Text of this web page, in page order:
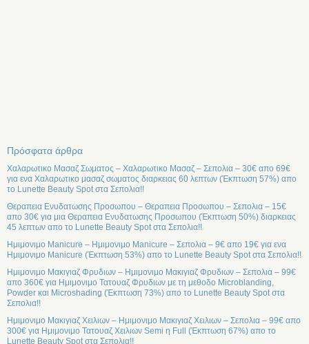
Πρόσφατα άρθρα
Χαλαρωτικο Μασαζ Σωματος – Χαλαρωτικο Μασαζ – Σεπολια – 30€ απο 69€
για ενα Χαλαρωτικο μασαζ σωματος διαρκειας 60 λεπτων (Έκπτωση 57%) απο
το Lunette Beauty Spot στα Σεπολια!!
Θεραπεια Ενυδατωσης Προσωπου – Θεραπεια Προσωπου – Σεπολια – 15€
απο 30€ για μια Θεραπεια Ενυδατωσης Προσωπου (Έκπτωση 50%) διαρκειας
45 λεπτων απο το Lunette Beauty Spot στα Σεπολια!!
Ημιμονιμο Manicure – Ημιμονιμο Manicure – Σεπολια – 9€ απο 19€ για ενα
Ημιμονιμο Manicure (Έκπτωση 53%) απο το Lunette Beauty Spot στα Σεπολια!!
Ημιμονιμο Μακιγιαζ Φρυδιων – Ημιμονιμο Μακιγιαζ Φρυδιων – Σεπολια – 99€
απο 360€ για Ημιμονιμο Τατουαζ Φρυδιων με τη μεθοδο Microblanding,
Powder και Microshading (Έκπτωση 73%) απο το Lunette Beauty Spot στα
Σεπολια!!
Ημιμονιμο Μακιγιαζ Χειλιων – Ημιμονιμο Μακιγιαζ Χειλιων – Σεπολια – 99€ απο
300€ για Ημιμονιμο Τατουαζ Χειλιων Semi η Full (Έκπτωση 67%) απο το
Lunette Beauty Spot στα Σεπολια!!